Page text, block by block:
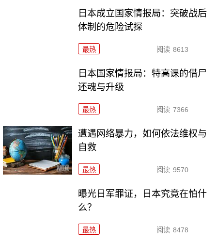
日本成立国家情报局：突破战后
体制的危险试探
最热 阅读 8613
日本国家情报局：特高课的借尸
还魂与升级
最热 阅读 7366
遭遇网络暴力，如何依法维权与
自救
最热 阅读 9570
曝光日军罪证，日本究竟在怕什
么？
最热 阅读 8478